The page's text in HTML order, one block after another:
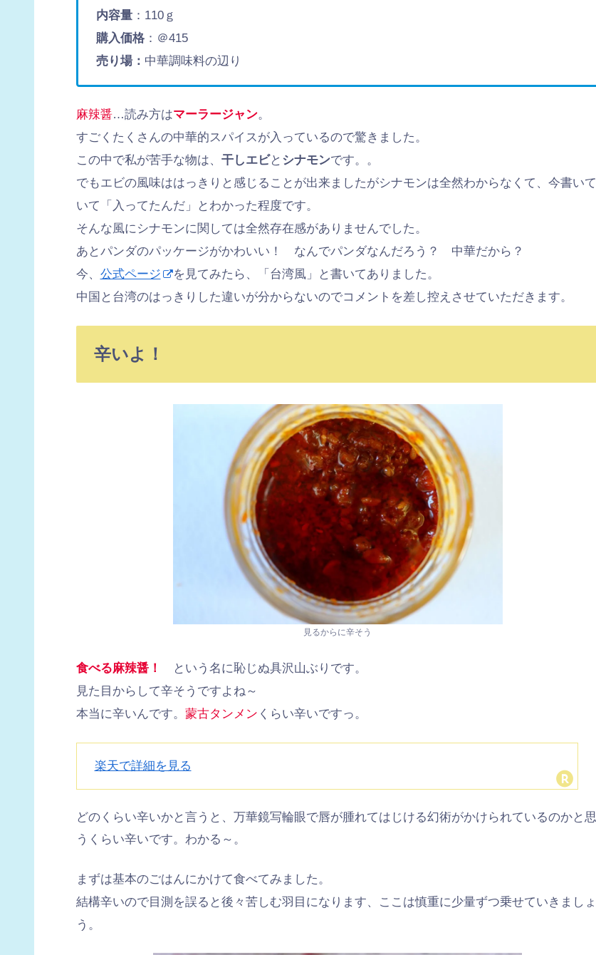
内容量 ：110ｇ
購入価格 ：＠415
売り場： 中華調味料の辺り
麻辣醤…読み方はマーラージャン。
すごくたくさんの中華的スパイスが入っているので驚きました。
この中で私が苦手な物は、 干しエビと シナモンです。。
でもエビの風味ははっきりと感じることが出来ましたがシナモンは全然わからなくて、今書いて
いて「入ってたんだ」とわかった程度です。
そんな風にシナモンに関しては全然存在感がありませんでした。
あとパンダのパッケージがかわいい！ なんでパンダなんだろう？ 中華だから？
今、 公式ページ
を見てみたら、「台湾風」と書いてありました。
中国と台湾のはっきりした違いが分からないのでコメントを差し控えさせていただきます。
辛いよ！
見るからに辛そう
食べる麻辣醤！
という名に恥じぬ具沢山ぶりです。
見た目からして辛そうですよね～
本当に辛いんです。 蒙古タンメン くらい辛いですっ。
楽天で詳細を見る
どのくらい辛いかと言うと、万華鏡写輪眼で唇が腫れてはじける幻術がかけられているのかと思
うくらい辛いです。わかる～。
まずは基本のごはんにかけて食べてみました。
結構辛いので目測を誤ると後々苦しむ羽目になります、ここは慎重に少量ずつ乗せていきましょ
う。